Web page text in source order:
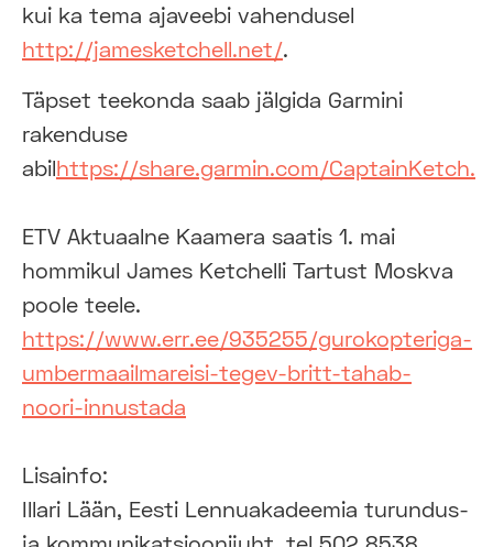
kui ka tema ajaveebi vahendusel
http://jamesketchell.net/.
Täpset teekonda saab jälgida Garmini
rakenduse
abilhttps://share.garmin.com/CaptainKetch.
ETV Aktuaalne Kaamera saatis 1. mai
hommikul James Ketchelli Tartust Moskva
poole teele.
https://www.err.ee/935255/gurokopteriga-
umbermaailmareisi-tegev-britt-tahab-
noori-innustada
Lisainfo:
Illari Lään, Eesti Lennuakadeemia turundus-